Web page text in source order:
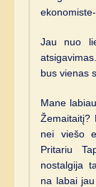
Jau nuo
bus vienas
Mane
nei viešo
Pritariu
nostalgija
na labai